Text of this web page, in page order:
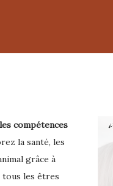
compétences
la santé, les
grâce à
tous les êtres